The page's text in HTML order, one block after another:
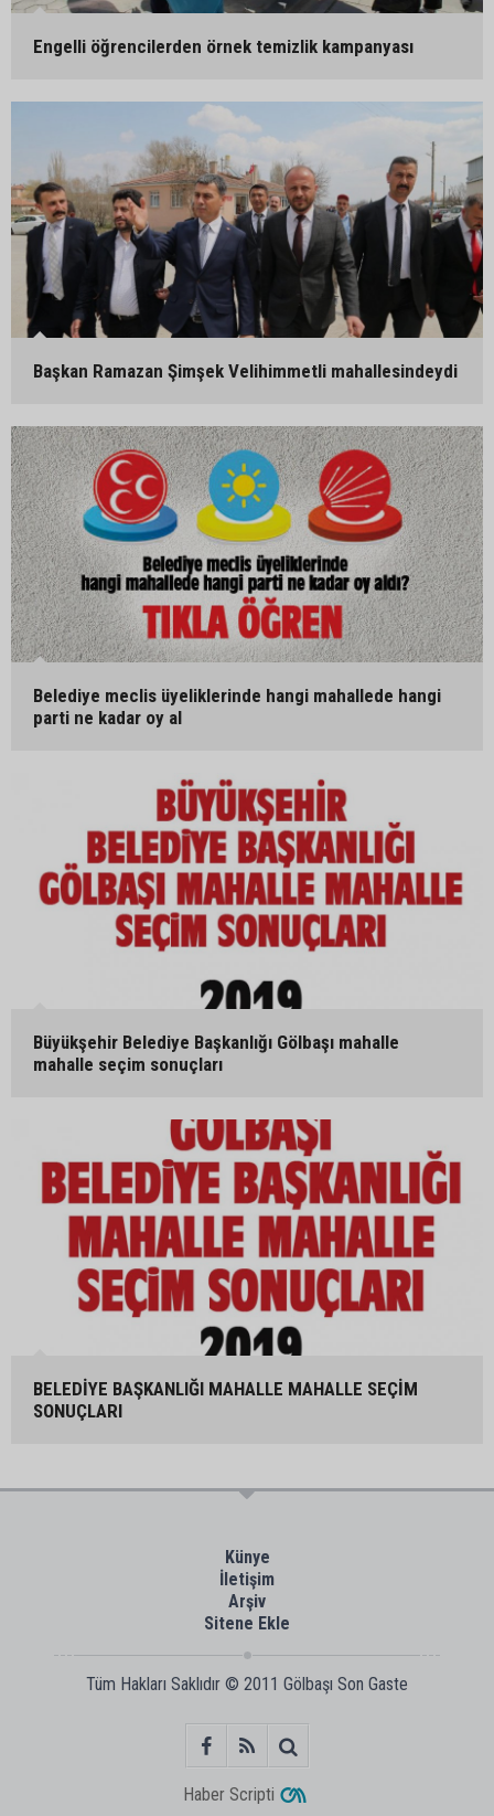
Engelli öğrencilerden örnek temizlik kampanyası
Başkan Ramazan Şimşek Velihimmetli mahallesindeydi
Belediye meclis üyeliklerinde hangi mahallede hangi
parti ne kadar oy al
Büyükşehir Belediye Başkanlığı Gölbaşı mahalle
mahalle seçim sonuçları
BELEDİYE BAŞKANLIĞI MAHALLE MAHALLE SEÇİM
SONUÇLARI
Künye
İletişim
Arşiv
Sitene Ekle
Tüm Hakları Saklıdır © 2011 Gölbaşı Son Gaste
Haber Scripti